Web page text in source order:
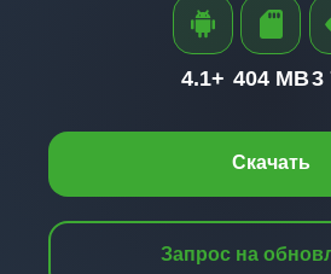
Скачать
Запрос на
4.1+ 404 MB3